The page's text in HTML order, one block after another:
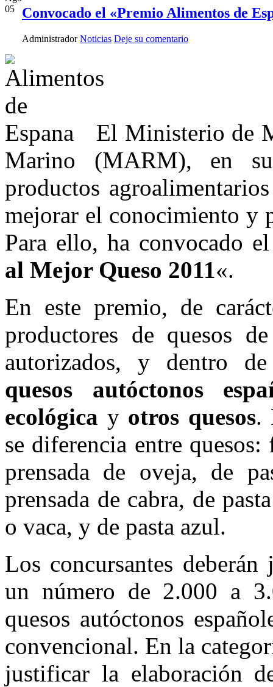
05
Convocado el «Premio Alimentos de
Administrador Noticias Deje su comentario
El Ministerio de
Marino (MARM), en
productos
mejorar el conocimiento y
Para ello, ha convocado
al Mejor Queso 2011«.
En este premio, de
productores de quesos
autorizados, y dentro
quesos autóctonos
ecológica y otros quesos.
se diferencia entre quesos:
prensada de oveja, de
prensada de cabra, de
o vaca, y de pasta azul.
Los concursantes
un número de 2.000 a
quesos autóctonos
convencional. En la
justificar la elaboración